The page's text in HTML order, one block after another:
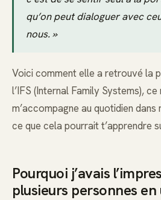
qu’on peut dialoguer avec
nous. »
Voici comment elle a retrouvé la
l’IFS (Internal Family Systems),
m’accompagne au quotidien
ce que cela pourrait t’apprendre
Pourquoi j’avais
plusieurs personnes en